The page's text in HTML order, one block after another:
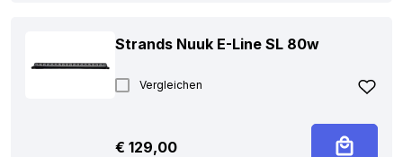
Strands Nuuk E-Line SL 80w
Vergleichen
€ 129,00